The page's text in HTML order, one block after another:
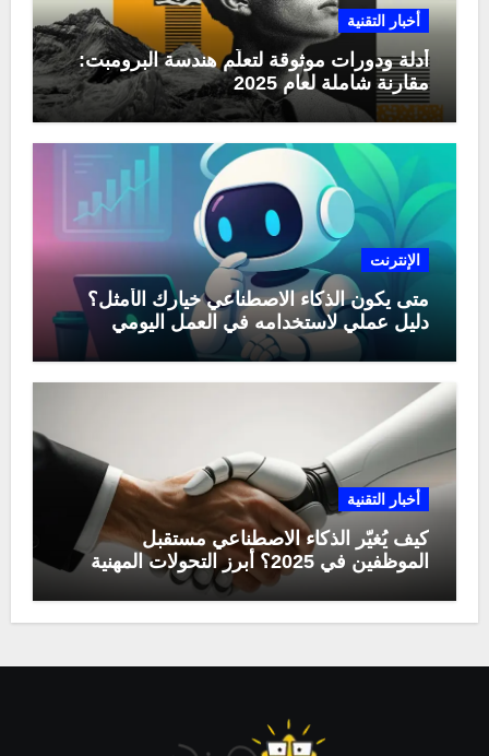
أخبار التقنية
أدلة ودورات موثوقة لتعلّم هندسة البرومبت:
مقارنة شاملة لعام 2025
الإنترنت
متى يكون الذكاء الاصطناعي خيارك الأمثل؟
دليل عملي لاستخدامه في العمل اليومي
أخبار التقنية
كيف يُغيّر الذكاء الاصطناعي مستقبل
الموظفين في 2025؟ أبرز التحولات المهنية